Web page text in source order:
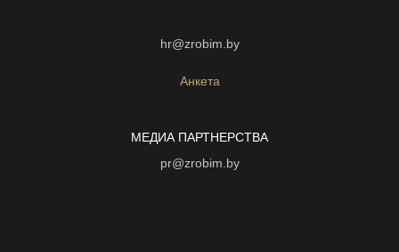
hr@zrobim.by
Анкета
МЕДИА ПАРТНЕРСТВА
pr@zrobim.by